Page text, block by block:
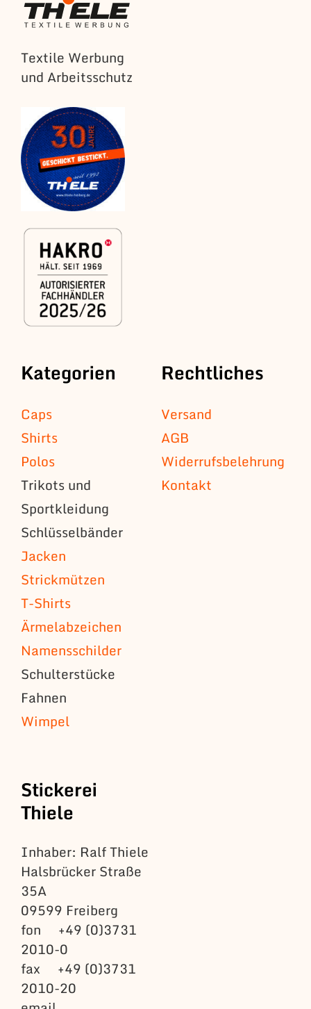
Textile Werbung
und Arbeitsschutz
Kategorien
Caps
Shirts
Polos
Trikots und
Sportkleidung
Schlüsselbänder
Jacken
Strickmützen
T-Shirts
Ärmelabzeichen
Namensschilder
Schulterstücke
Fahnen
Wimpel
Rechtliches
Versand
AGB
Widerrufsbelehrung
Kontakt
Stickerei
Thiele
Inhaber: Ralf Thiele
Halsbrücker Straße
35A
09599 Freiberg
fon +49 (0)3731
2010-0
fax +49 (0)3731
2010-20